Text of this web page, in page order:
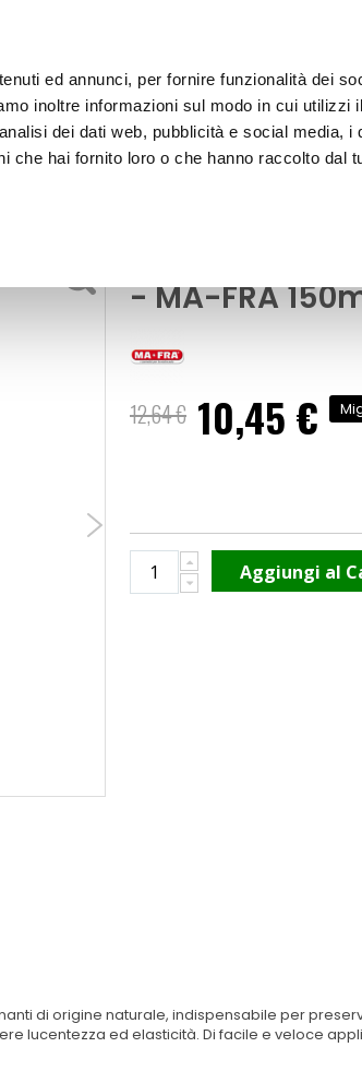
ed annunci, per fornire funzionalità dei
inoltre informazioni sul modo in cui utilizzi
dei dati web, pubblicità e social media, i
che hai fornito loro o che hanno raccolto dal
- MA-FRA
12,64 € Prezzo
speciale
10,45 €
Aggiungi al
di origine naturale, indispensabile per
lucentezza ed elasticità. Di facile e veloce